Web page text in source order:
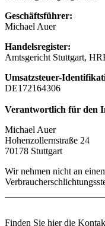
Geschäftsführer:
Michael Auer
Handelsregister:
Amtsgericht Stuttgart,
Umsatzsteuer-
DE172164306
Verantwortlich für den
Michael Auer
Hohenzollernstraße 24
70178 Stuttgart
Wir nehmen nicht an
Finden Sie hier die